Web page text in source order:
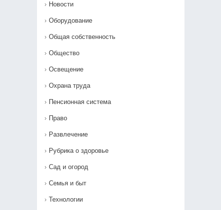
Новости
Оборудование
Общая собственность
Общество
Освещение
Охрана труда
Пенсионная система
Право
Развлечение
Рубрика о здоровье
Сад и огород
Семья и быт
Технологии